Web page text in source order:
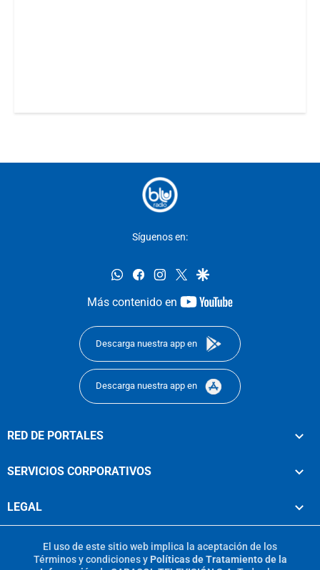
Síguenos en:
whatsappfacebookinstagram
twittergoogle
Más contenido en
youtube-
Descarga nuestra app en
Descarga nuestra app en
RED DE PORTALES
SERVICIOS CORPORATIVOS
LEGAL
El uso de este sitio web implica la aceptación de los
Términos y condicionesy Políticas de Tratamiento de la